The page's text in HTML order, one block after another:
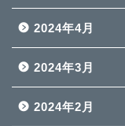
2024年4月
2024年3月
2024年2月